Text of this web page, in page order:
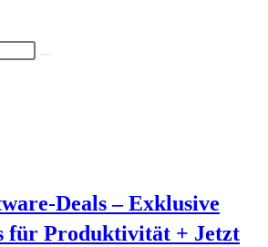
Deals – Exklusive
für Produktivität + Jetzt